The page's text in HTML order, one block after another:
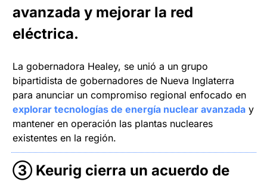
avanzada y mejorar la red
eléctrica.
La gobernadora Healey, se unió a un grupo
bipartidista de gobernadores de Nueva Inglaterra
para anunciar un compromiso regional enfocado en
explorar tecnologías de energía nuclear avanzada y
mantener en operación las plantas nucleares
existentes en la región.
③ Keurig cierra un acuerdo de